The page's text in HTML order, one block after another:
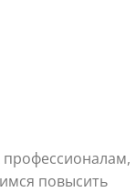
профессионалам,
повысить